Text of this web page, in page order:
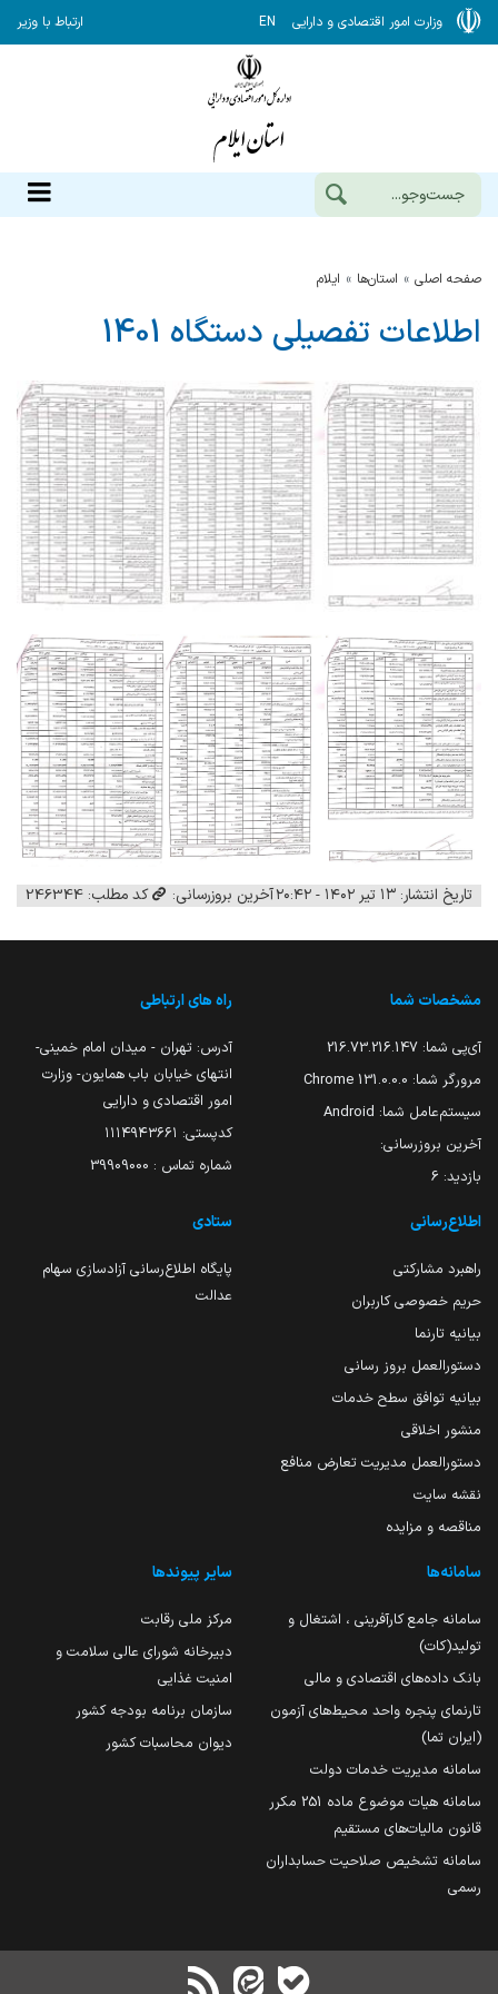
وزارت امور اقتصادی و دارایی EN ارتباط با وزیر
صفحه اصلی استان‌ها ایلام
اطلاعات تفصیلی دستگاه 1401
تاریخ انتشار: ۱۳ تیر ۱۴۰۲ - ۲۰:۴۲ آخرین بروزرسانی: کد مطلب: 246344
مشخصات شما
آی‌پی شما: 216.73.216.147
مرورگر شما: 131.0.0.0 Chrome
سیستم‌عامل شما: Android
آخرین بروزرسانی:
بازدید: 6
راه های ارتباطی
آدرس: تهران - میدان امام خمینی-
انتهای خیابان باب همایون- وزارت
امور اقتصادی و دارایی
کدپستی: ۱۱۱۴۹۴۳۶۶۱
شماره تماس : 39909000
اطلاع‌رسانی
راهبرد مشارکتی
حریم خصوصی کاربران
بیانیه تارنما
دستورالعمل بروز رسانی
بیانیه توافق سطح خدمات
منشور اخلاقی
دستورالعمل مدیریت تعارض منافع
نقشه سایت
مناقصه و مزایده
ستادی
پایگاه اطلاع‌رسانی آزادسازی سهام
عدالت
سامانه‌ها
سامانه جامع کارآفرینی ، اشتغال و
تولید(کات)
بانک داده‌های اقتصادی و مالی
تارنمای پنجره واحد محیط‌های آزمون
(ایران تما)
سامانه مدیریت خدمات دولت
سامانه هیات موضوع ماده 251 مکرر
قانون مالیات‌های مستقیم
سامانه تشخیص صلاحیت حسابداران
رسمی
سایر پیوندها
مرکز ملی رقابت
دبیرخانه شورای عالی سلامت و
امنیت غذایی
سازمان برنامه بودجه کشور
دیوان محاسبات کشور